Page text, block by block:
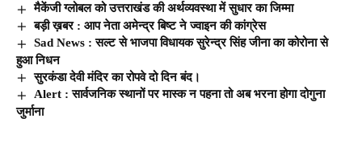
मैकेंजी ग्लोबल को उत्तराखंड की अर्थव्यवस्था में सुधार का जिम्मा
बड़ी ख़बर : आप नेता अमेन्द्र बिष्ट ने ज्वाइन की कांग्रेस
Sad News : सल्ट से भाजपा विधायक सुरेन्द्र सिंह जीना का कोरोना से
हुआ निधन
सुरकंडा देवी मंदिर का रोपवे दो दिन बंद।
Alert : सार्वजनिक स्थानों पर मास्क न पहना तो अब भरना होगा दोगुना
जुर्माना